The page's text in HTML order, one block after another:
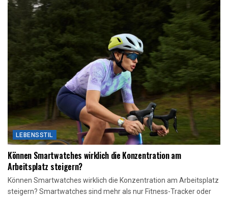
LEBENSSTIL
Können Smartwatches wirklich die Konzentration am
Arbeitsplatz steigern?
Können Smartwatches wirklich die Konzentration am Arbeitsplatz
steigern? Smartwatches sind mehr als nur Fitness-Tracker oder